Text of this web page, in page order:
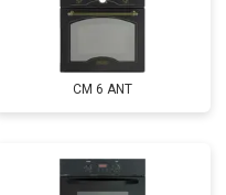
CM 6 ANT